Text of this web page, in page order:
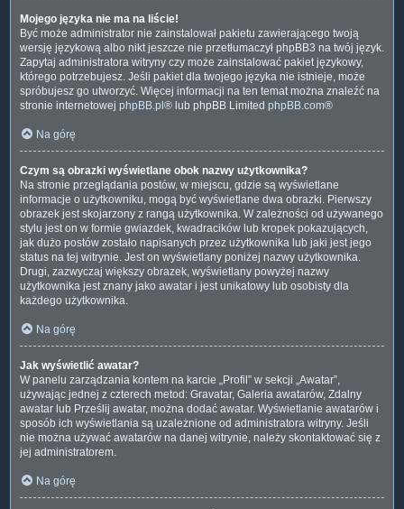
Mojego języka nie ma na liście!
Być może administrator nie zainstalował pakietu zawierającego twoją
wersję językową albo nikt jeszcze nie przetłumaczył phpBB3 na twój język.
Zapytaj administratora witryny czy może zainstalować pakiet językowy,
którego potrzebujesz. Jeśli pakiet dla twojego języka nie istnieje, może
spróbujesz go utworzyć. Więcej informacji na ten temat można znaleźć na
stronie internetowej phpBB.pl® lub phpBB Limited phpBB.com®
Na górę
Czym są obrazki wyświetlane obok nazwy użytkownika?
Na stronie przeglądania postów, w miejscu, gdzie są wyświetlane
informacje o użytkowniku, mogą być wyświetlane dwa obrazki. Pierwszy
obrazek jest skojarzony z rangą użytkownika. W zależności od używanego
stylu jest on w formie gwiazdek, kwadracików lub kropek pokazujących,
jak dużo postów zostało napisanych przez użytkownika lub jaki jest jego
status na tej witrynie. Jest on wyświetlany poniżej nazwy użytkownika.
Drugi, zazwyczaj większy obrazek, wyświetlany powyżej nazwy
użytkownika jest znany jako awatar i jest unikatowy lub osobisty dla
każdego użytkownika.
Na górę
Jak wyświetlić awatar?
W panelu zarządzania kontem na karcie „Profil” w sekcji „Awatar”,
używając jednej z czterech metod: Gravatar, Galeria awatarów, Zdalny
awatar lub Prześlij awatar, można dodać awatar. Wyświetlanie awatarów i
sposób ich wyświetlania są uzależnione od administratora witryny. Jeśli
nie można używać awatarów na danej witrynie, należy skontaktować się z
jej administratorem.
Na górę